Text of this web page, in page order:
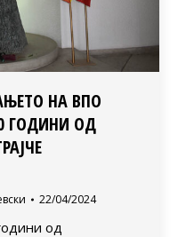
НА ВПО
ГОДИНИ ОД
22/04/2024
од